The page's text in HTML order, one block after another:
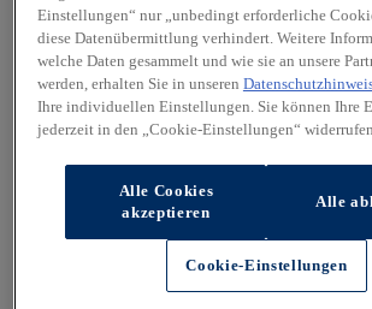
Einstellungen“ nur „unbedingt erforderliche
diese Datenübermittlung verhindert. Weitere
welche Daten gesammelt und wie sie an unsere
werden, erhalten Sie in unseren
Ihre individuellen Einstellungen. Sie können Ihre
jederzeit in den „Cookie-Einstellungen“
Alle Cookies
akzeptieren
Alle
Cookie-Einstellungen